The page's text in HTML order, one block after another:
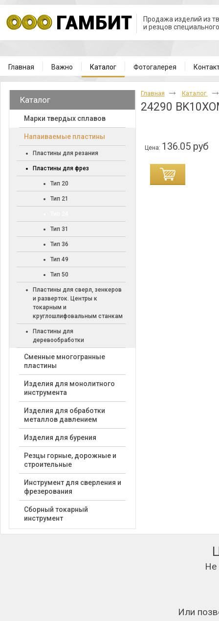
Продажа изделий из
и резцов
Главная Важно Каталог Фотогалерея
Каталог
Марки твердых сплавов
Напаиваемые пластины
Пластины для резания
Пластины для фрез
Тип 20
Тип 21
Тип 31
Тип 36
Тип 49
Тип 50
Пластины для сверл, зенкеров
и разверток. Центры к
токарным и
круглошлифовальным станкам
Пластины для
деревообработки
Cменные многогранные
пластины
Изделия для монолитного
инструмента
Изделия для обработки
металлов давлением
Изделия для бурения
Резцы горные, дорожные и
строительные
Инструмент для сверления и
фрезерования
Сборный токарный
инструмент
Главная Каталог
24290
Цена: 136.05 руб
Не
Или